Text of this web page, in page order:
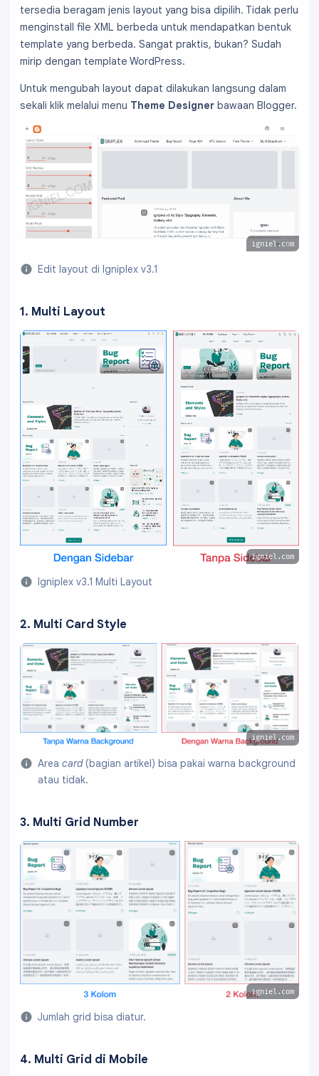
tersedia beragam jenis layout yang bisa dipilih. Tidak perlu
menginstall file XML berbeda untuk mendapatkan bentuk
template yang berbeda. Sangat praktis, bukan? Sudah
mirip dengan template WordPress.
Untuk mengubah layout dapat dilakukan langsung dalam
sekali klik melalui menu Theme Designer bawaan Blogger.
Edit layout di Igniplex v3.1
igniel.com
1. Multi Layout
Igniplex v3.1 Multi Layout
igniel.com
2. Multi Card Style
Area card(bagian artikel) bisa pakai warna background
atau tidak.
igniel.com
3. Multi Grid Number
Jumlah grid bisa diatur.
igniel.com
4. Multi Grid di Mobile